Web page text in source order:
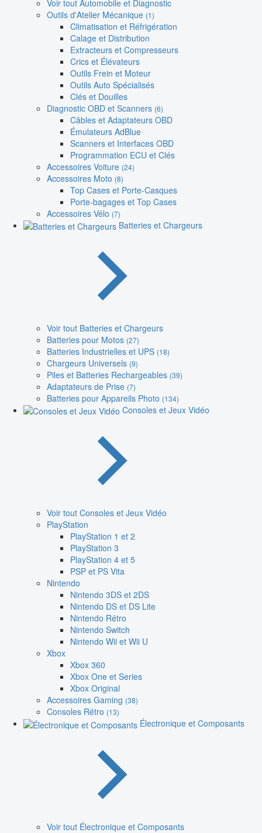
Voir tout Automobile et Diagnostic
Outils d'Atelier Mécanique (1)
Climatisation et Réfrigération
Calage et Distribution
Extracteurs et Compresseurs
Crics et Élévateurs
Outils Frein et Moteur
Outils Auto Spécialisés
Clés et Douilles
Diagnostic OBD et Scanners (6)
Câbles et Adaptateurs OBD
Émulateurs AdBlue
Scanners et Interfaces OBD
Programmation ECU et Clés
Accessoires Voiture (24)
Accessoires Moto (8)
Top Cases et Porte-Casques
Porte-bagages et Top Cases
Accessoires Vélo (7)
Batteries et Chargeurs
Voir tout Batteries et Chargeurs
Batteries pour Motos (27)
Batteries Industrielles et UPS (18)
Chargeurs Universels (9)
Piles et Batteries Rechargeables (39)
Adaptateurs de Prise (7)
Batteries pour Appareils Photo (134)
Consoles et Jeux Vidéo
Voir tout Consoles et Jeux Vidéo
PlayStation
PlayStation 1 et 2
PlayStation 3
PlayStation 4 et 5
PSP et PS Vita
Nintendo
Nintendo 3DS et 2DS
Nintendo DS et DS Lite
Nintendo Rétro
Nintendo Switch
Nintendo Wii et Wii U
Xbox
Xbox 360
Xbox One et Series
Xbox Original
Accessoires Gaming (38)
Consoles Rétro (13)
Électronique et Composants
Voir tout Électronique et Composants